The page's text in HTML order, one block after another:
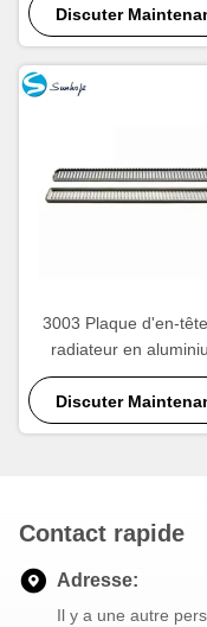
tête de
fabricant.
Discuter
3003 Plaque d'en-
radiateur en
haute précision
Discuter
Contact rapide
Adresse:
Il y a une autre